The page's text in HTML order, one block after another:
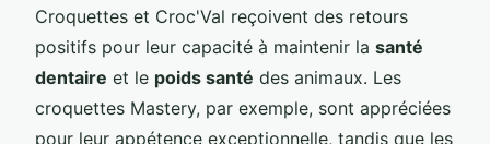
Croquettes et Croc'Val reçoivent des retours
positifs pour leur capacité à maintenir la santé
dentaire et le poids santé des animaux. Les
croquettes Mastery, par exemple, sont appréciées
pour leur appétence exceptionnelle, tandis que les